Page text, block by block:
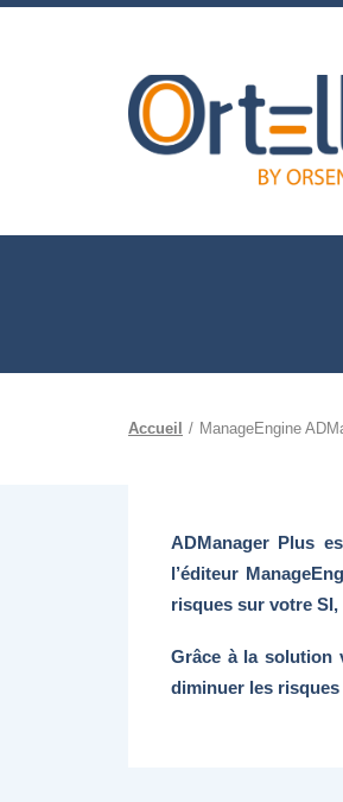
Accueil ManageEngine
ADManager Plus
l’éditeur
risques sur votre
Grâce à la solution
diminuer les